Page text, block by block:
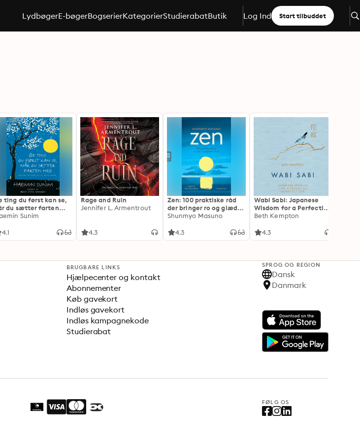
LydbøgerE-bøgerBogserierKategorierStudierabatButik Log Ind Start tilbuddet
ting du først kan se,
du sætter farten
Kunsten at finde ro
Sunim
4.1
Rage and Ruin
Jennifer L. Armentrout
4.3
Zen: 100 praktiske råd
der bringer ro og glæde i
dit liv
Shunmyo Masuno
4.3
Wabi Sabi: Japanese
Wisdom for a Perfectly
Imperfect Life
Beth Kempton
4.3
BRUGBARE LINKS
Hjælpecenter og kontakt
Abonnementer
Køb gavekort
Indløs gavekort
Indløs kampagnekode
Studierabat
SPROG OG REGION
Dansk
Danmark
FØLG OS